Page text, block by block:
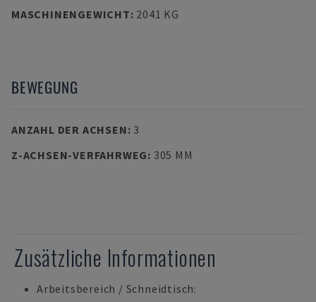
MASCHINENGEWICHT: 2041 KG
BEWEGUNG
ANZAHL DER ACHSEN: 3
Z-ACHSEN-VERFAHRWEG: 305 MM
Zusätzliche Informationen
Arbeitsbereich / Schneidtisch: